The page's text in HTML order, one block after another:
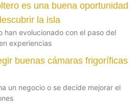
es una buena oportunidad
la isla
han evolucionado con el paso del
experiencias
buenas cámaras frigoríficas
un negocio o se decide mejorar el